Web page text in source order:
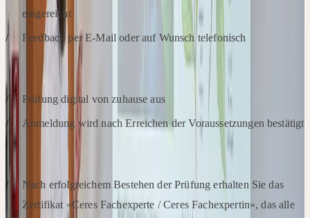
eingereicht
Feedback per E-Mail oder auf Wunsch telefonisch
PRÜFUNGSABLAUF & ORGANISATION
Prüfung digital von zuhause aus
Anmeldung wird nach Erreichen der Voraussetzungen bestätigt
ABSCHLUSS & ZERTIFIKAT
Nach erfolgreichem Bestehen der Prüfung erhalten Sie das
Zertifikat «Ceres Fachexperte / Ceres Fachexpertin», das alle